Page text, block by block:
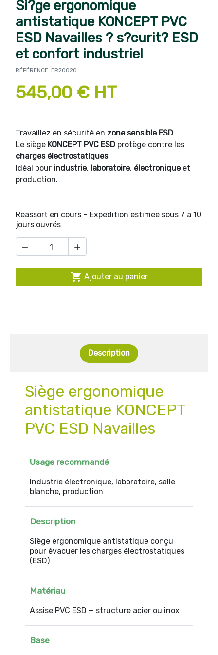
Si?ge ergonomique
antistatique KONCEPT PVC
ESD Navailles ? s?curit? ESD
et confort industriel
RÉFÉRENCE: ER20020
545,00 € HT
Travaillez en sécurité en zone sensible ESD.
Le siège KONCEPT PVC ESD protège contre les
charges électrostatiques.
Idéal pour industrie, laboratoire, électroniqueet
production.
Réassort en cours – Expédition estimée sous 7 à 10
jours ouvrés
 
 Ajouter au panier
Description
Siège ergonomique
antistatique KONCEPT
PVC ESD Navailles
Usage recommandé
Industrie électronique, laboratoire, salle
blanche, production
Description
Siège ergonomique antistatique conçu
pour évacuer les charges électrostatiques
(ESD)
Matériau
Assise PVC ESD + structure acier ou inox
Base